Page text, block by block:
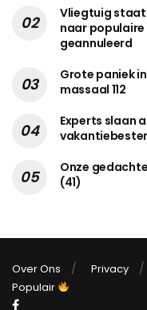
Vliegtuig staat
naar
geannuleerd
Grote paniek
massaal 112
Experts slaan
Onze
(41)
Over Ons Privacy
Populair